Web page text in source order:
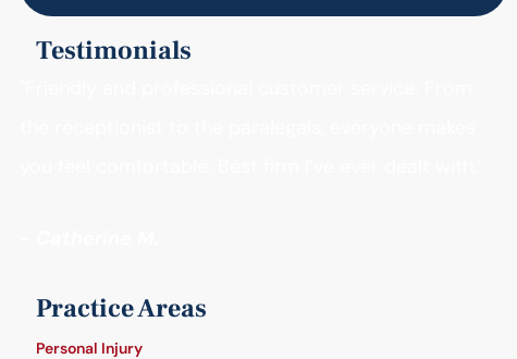
Testimonials
Practice Areas
Personal Injury